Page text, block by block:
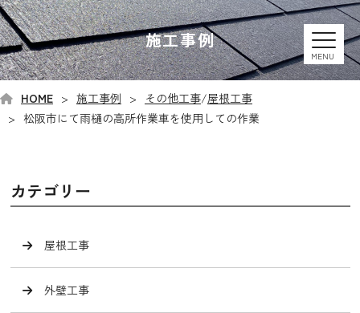
MENU
施工事例
HOME 施工事例 その他工事/屋根工事
松阪市にて雨樋の高所作業車を使用しての作業
カテゴリー
屋根工事
外壁工事